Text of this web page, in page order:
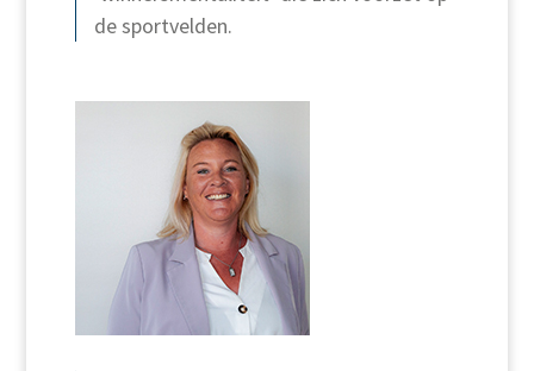
de sportvelden.